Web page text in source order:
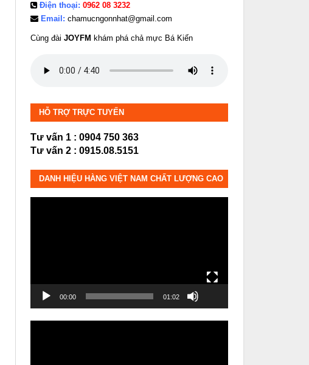
Điện thoại: 0962 08 3232
Email: chamucngonnhat@gmail.com
Cùng đài JOYFM khám phá chả mực Bá Kiến
HỖ TRỢ TRỰC TUYẾN
Tư vấn 1 : 0904 750 363
Tư vấn 2 : 0915.08.5151
DANH HIỆU HÀNG VIỆT NAM CHẤT LƯỢNG CAO
00:00 01:02